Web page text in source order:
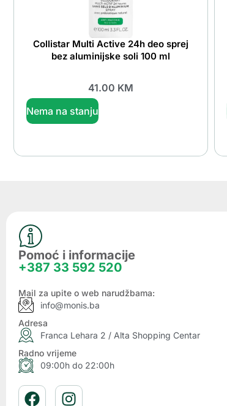
Collistar Multi Active 24h deo sprej
bez aluminijske soli 100 ml
41.00 KM
Nema na stanju
Pomoć i informacije
+387 33 592 520
Mail za upite o web narudžbama:
info@monis.ba
Adresa
Franca Lehara 2 / Alta Shopping Centar
Radno vrijeme
09:00h do 22:00h